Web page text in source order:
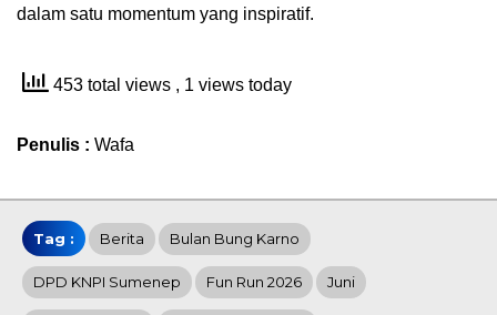
dalam satu momentum yang inspiratif.
453 total views , 1 views today
Penulis : Wafa
Tag : Berita Bulan Bung Karno
DPD KNPI Sumenep Fun Run 2026 Juni